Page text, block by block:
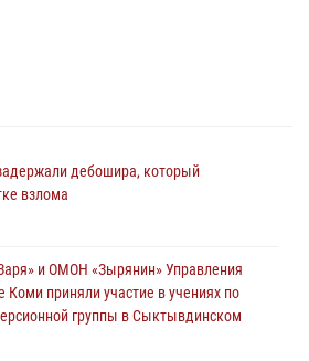
дебошира, который
взлома
и ОМОН «Зырянин» Управления
Коми приняли участие в учениях по
группы в Сыктывдинском